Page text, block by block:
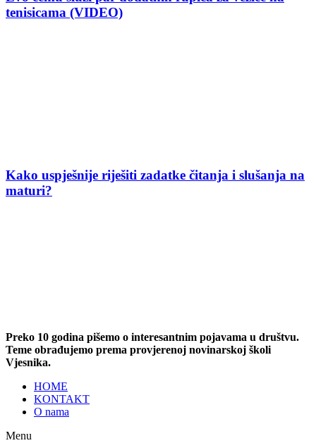
tenisicama (VIDEO)
Kako uspješnije riješiti zadatke čitanja i slušanja na
maturi?
Preko 10 godina pišemo o interesantnim pojavama u društvu.
Teme obrađujemo prema provjerenoj novinarskoj školi
Vjesnika.
HOME
KONTAKT
O nama
Menu